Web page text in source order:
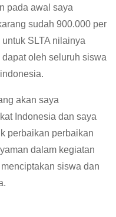
pada awal saya
sudah 900.000 per
SLTA nilainya
oleh seluruh siswa
akan saya
Indonesia dan saya
perbaikan perbaikan
dalam kegiatan
siswa dan